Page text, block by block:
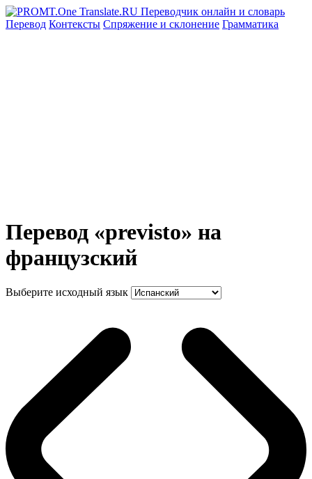
Перевод Контексты Спряжение и склонение Грамматика
Перевод «previsto» на
французский
Выберите исходный язык